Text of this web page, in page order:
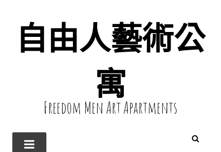
自由人藝術公
寓
Freedom Men Art Apartments